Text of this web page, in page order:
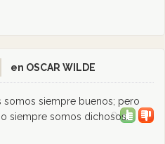
en OSCAR WILDE
siempre buenos; pero
siempre somos dichosos.
0